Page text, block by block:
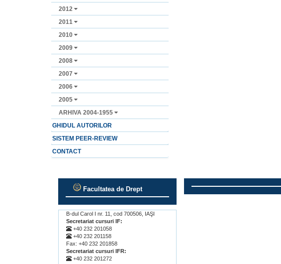
2012
2011
2010
2009
2008
2007
2006
2005
ARHIVA 2004-1955
GHIDUL AUTORILOR
SISTEM PEER-REVIEW
CONTACT
Facultatea de Drept
B-dul Carol I nr. 11, cod 700506, IAŞI
Secretariat cursuri IF:
+40 232 201058
+40 232 201158
Fax: +40 232 201858
Secretariat cursuri IFR:
+40 232 201272